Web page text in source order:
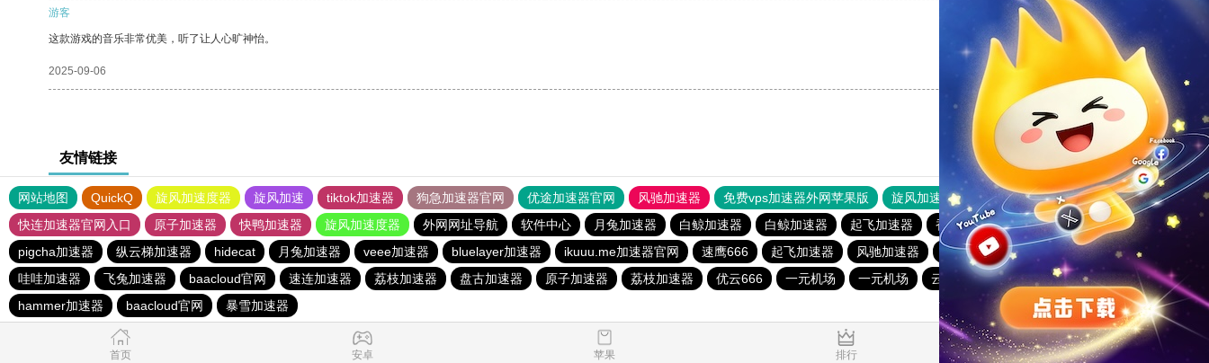
游客
这款游戏的音乐非常优美，听了让人心旷神怡。
2025-09-06 反对[0]
友情链接
网站地图 QuickQ 旋风加速度器 旋风加速 tiktok加速器 狗急加速器官网 优途加速器官网 风驰加速器 免费vps加速器外网苹果版 旋风加速度器
快连加速器
快连加速器官网入口
原子加速器 快鸭加速器 旋风加速度器 外网网址导航 软件中心 月兔加速器 白鲸加速器 白鲸加速器 起飞加速器 香蕉加速器 青柠加速器
ghelper
pigcha加速器
纵云梯加速器 hidecat 月兔加速器 veee加速器 bluelayer加速器 ikuuu.me加速器官网 速鹰666 起飞加速器 风驰加速器 飞兔加速器
vp(永久免费)加速器
哇哇加速器
飞兔加速器 baacloud官网 速连加速器 荔枝加速器 盘古加速器 原子加速器 荔枝加速器 优云666 一元机场 一元机场 云梯加速器 蜜蜂加速器
蚂蚁加速器
hammer加速器
baacloud官网 暴雪加速器
首页 安卓 苹果 排行 推荐